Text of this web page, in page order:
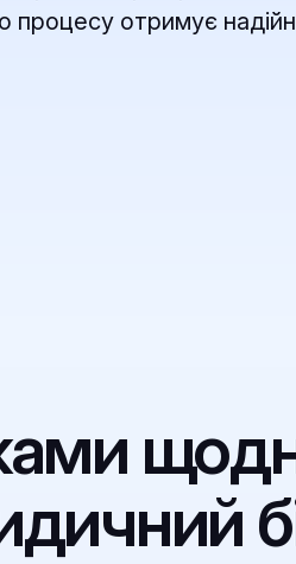
процесу отримує